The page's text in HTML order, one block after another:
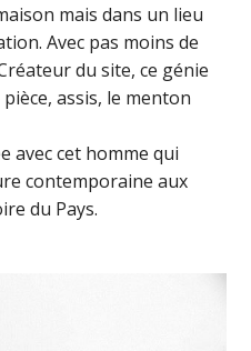
mais dans un lieu
Avec pas moins de
du site, ce génie
assis, le menton
avec cet homme qui
contemporaine aux
du Pays.